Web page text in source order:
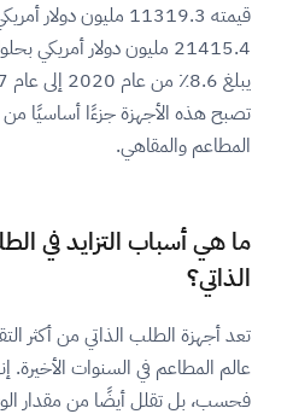
وسريعة
ومتميزة مع
كل طلب،
ولكل طاولة
الأسهل
لخدمات
التطبيق
وحلول
الدفع
الإلكتروني
قيمته 11319.3 مليون دولار أمريكي في عام 2019، إلى
21415.4 مليون دولار أمريكي بحلول عام 2027 بمعدل نمو
يبلغ 8.6٪ من عام 2020 إلى عام 2027. لذا، من المتوقع أن
تجربة التسوق والطلب في
على أجهزة الطلب
المريحة التي دخلت
إنها ليست سهلة الاستخدام
الذي يقضيه العملاء في